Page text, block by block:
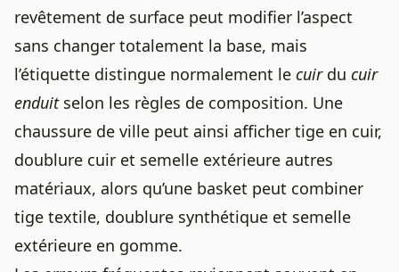
revêtement de surface peut modifier l’aspect
sans changer totalement la base, mais
l’étiquette distingue normalement le cuirdu cuir
enduitselon les règles de composition. Une
chaussure de ville peut ainsi afficher tige en cuir,
doublure cuir et semelle extérieure autres
matériaux, alors qu’une basket peut combiner
tige textile, doublure synthétique et semelle
extérieure en gomme.